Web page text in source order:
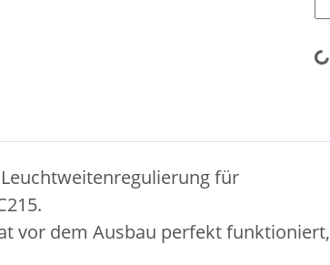
Loading...
für
vor dem Ausbau perfekt funktioniert,